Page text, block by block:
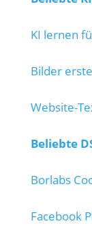
KI lernen
Bilder
Website-
Beliebte
Borlabs
Facebook